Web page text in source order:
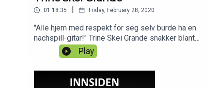
01:18:35 Friday, February 28, 2020
"Alle hjem med respekt for seg selv burde ha en
nachspill-gitar!" Trine Skei Grande snakker blant
annet om politiske frisyrer på Røverstaden.
Play